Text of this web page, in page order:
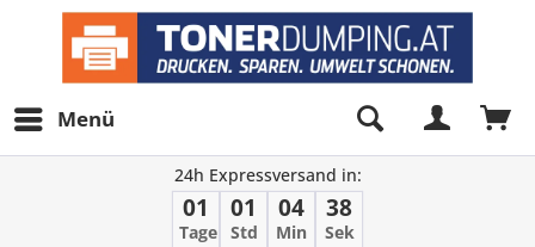
Menü
24h Expressversand in:
01
Tage
01
Std
04
Min
38
Sek